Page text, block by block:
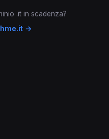
.it in scadenza?
→